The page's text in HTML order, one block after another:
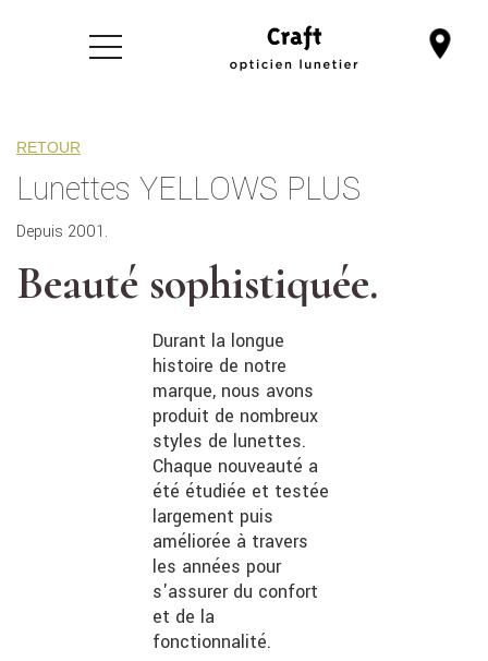
RETOUR
Lunettes YELLOWS PLUS
Depuis 2001.
Beauté sophistiquée.
Durant la longue
histoire de notre
marque, nous avons
produit de nombreux
styles de lunettes.
Chaque nouveauté a
été étudiée et testée
largement puis
améliorée à travers
les années pour
s'assurer du confort
et de la
fonctionnalité.